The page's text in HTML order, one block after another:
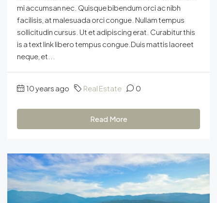
mi accumsan nec. Quisque bibendum orci ac nibh
facilisis, at malesuada orci congue. Nullam tempus
sollicitudin cursus. Ut et adipiscing erat. Curabitur this
is a text link libero tempus congue.Duis mattis laoreet
neque, et...
10 years ago Real Estate 0
Read More